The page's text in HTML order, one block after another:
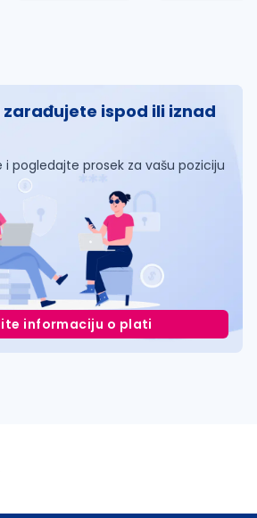
ispod ili iznad
i pogledajte prosek za vašu poziciju
informaciju o plati